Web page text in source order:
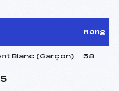
Rang
Blanc (Garçon) 58